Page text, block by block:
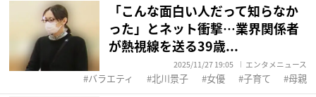
「こんな面白い人だって知らなか
った」とネット衝撃…業界関係者
が熱視線を送る39歳...
2025/11/27 19:05 エンタメニュース
バラエティ 北川景子 女優 子育て 母親